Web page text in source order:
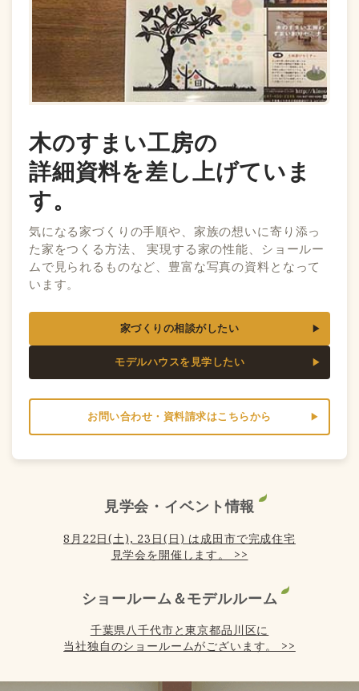
木のすまい工房の
詳細資料を差し上げていま
す。
気になる家づくりの手順や、家族の想いに寄り添っ
た家をつくる方法、 実現する家の性能、ショールー
ムで見られるものなど、豊富な写真の資料となって
います。
家づくりの相談がしたい
モデルハウスを見学したい
お問い合わせ・資料請求はこちらから
見学会・イベント情報
8月22日(土), 23日(日) は成田市で完成住宅
見学会を開催します。 >>
ショールーム＆モデルルーム
千葉県八千代市と東京都品川区に
当社独自のショールームがございます。 >>